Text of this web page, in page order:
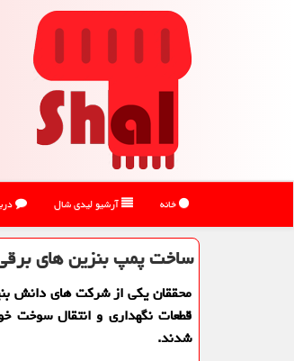
خانه آرشیو لیدی شال
ساخت پمپ بنزین های
محققان یكی از شركت های دانش
قطعات نگهداری و انتقال سوخت
شدند.